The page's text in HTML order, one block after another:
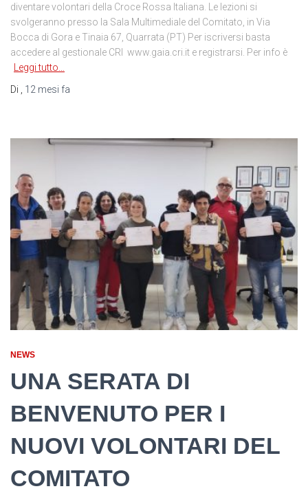
diventare volontari della Croce Rossa Italiana. Le lezioni si
svolgeranno presso la Sala Multimediale del Comitato, in Via
Bocca di Gora e Tinaia 67, Quarrata (PT) Per iscriversi basta
accedere al gestionale CRI www.gaia.cri.it e registrarsi. Per info è
Leggi tutto…
Di
12 mesi fa
NEWS
UNA SERATA DI
BENVENUTO PER I
NUOVI VOLONTARI DEL
COMITATO